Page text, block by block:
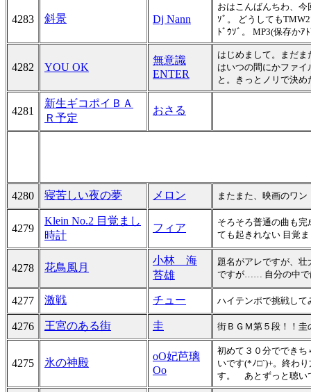
4283 斜景 Dj Nann
おはこんばんちわ、今
ｿﾞ。 どうしても
ﾄﾞｳｿﾞ。 MP3(保存かｱ
4282 YOU OK
無意識
ENTER
はじめまして。まだ
はいつの間にかファイ
と。きっとノリで決
4281
新生ギコポイＢＡ
Ｒ予定
おさる
4280 寝苦しい夜の夢 メロン またまた、映画のワ
4279
Klein No.2 目覚まし
時計
フィア
そろそろ普通の曲も
ても起きれない 目覚
4278 花鳥風月
小林 海
苔雄
題名がアレですが、
ですが…… 自分の中で
4277 激戦 チュー ハイテンポで挑戦し
4276 王宮のある街 圭 街ＢＧＭ第５段！！圭
4275 氷の神殿
oO妃芭璃
Oo
初めて３０分ででき
いです(*ﾉ□`)+。終わ
す。 あとずっと聴い